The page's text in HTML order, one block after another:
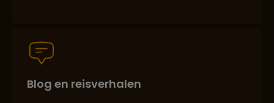
Persoonlijk en deskundig reisadvies
Blog en reisverhalen